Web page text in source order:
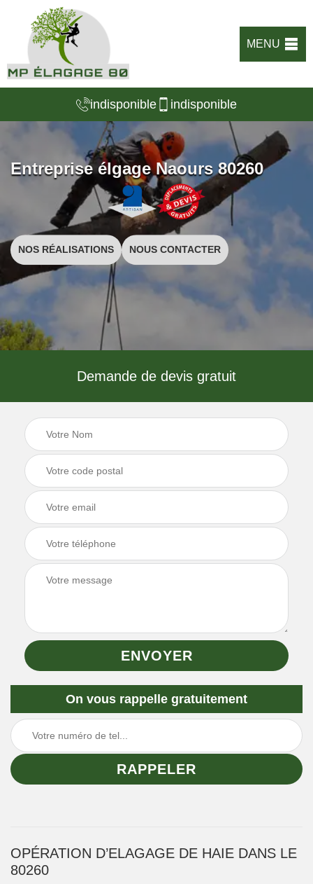
MENU
indisponible indisponible
Entreprise élgage Naours 80260
NOS RÉALISATIONS NOUS CONTACTER
Demande de devis gratuit
On vous rappelle gratuitement
OPÉRATION D’ELAGAGE DE HAIE DANS LE
80260